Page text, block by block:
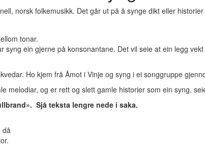
norsk folkemusikk. Det går ut på å synge dikt eller
tonar.
syng ein gjerne på konsonantane. Det vil seie at ein legg
Ho kjem frå Åmot i Vinje og syng i ei songgruppe
melodiar, og er rett og slett gamle historier som ein syng,
Sjå teksta lengre nede i saka.
då